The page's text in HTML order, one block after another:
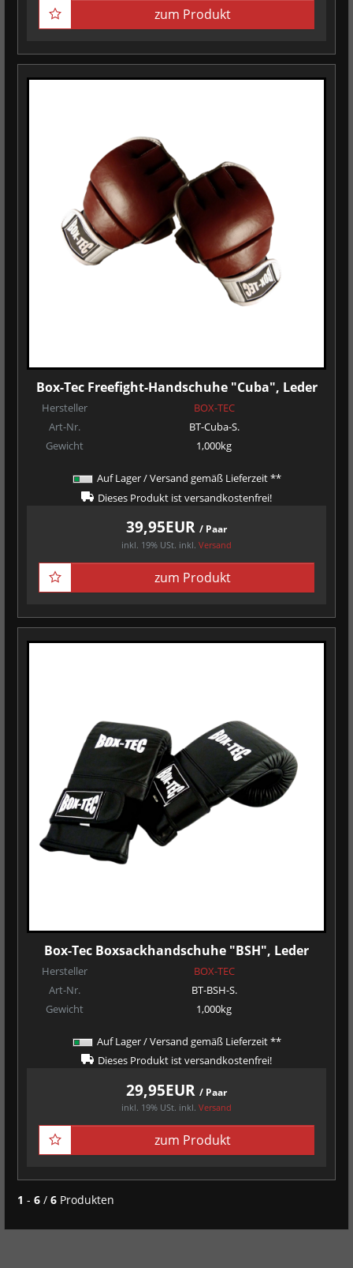
zum Produkt
Box-Tec Freefight-Handschuhe "Cuba", Leder
Hersteller
BOX-TEC
Art-Nr.
BT-Cuba-S.
Gewicht
1,000kg
Auf Lager / Versand gemäß Lieferzeit **
Dieses Produkt ist versandkostenfrei!
39,95EUR / Paar
inkl. 19% USt. inkl. Versand
zum Produkt
Box-Tec Boxsackhandschuhe "BSH", Leder
Hersteller
BOX-TEC
Art-Nr.
BT-BSH-S.
Gewicht
1,000kg
Auf Lager / Versand gemäß Lieferzeit **
Dieses Produkt ist versandkostenfrei!
29,95EUR / Paar
inkl. 19% USt. inkl. Versand
zum Produkt
1 - 6 / 6 Produkten